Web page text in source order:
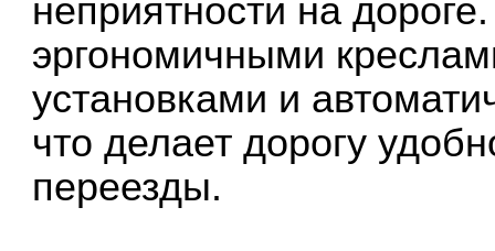
неприятности на
эргономичными
установками и
что делает дорогу
переезды.